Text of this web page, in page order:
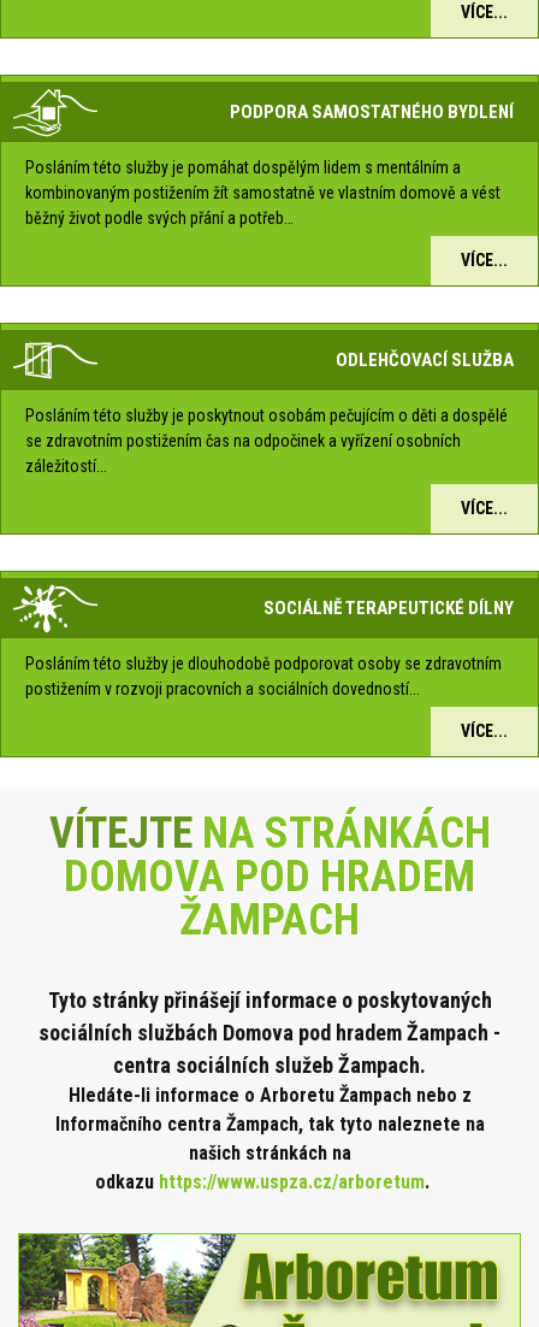
VÍCE...
PODPORA SAMOSTATNÉHO BYDLENÍ
Posláním této služby je pomáhat dospělým lidem s mentálním a
kombinovaným postižením žít samostatně ve vlastním domově a vést
běžný život podle svých přání a potřeb…
VÍCE...
ODLEHČOVACÍ SLUŽBA
Posláním této služby je poskytnout osobám pečujícím o děti a dospělé
se zdravotním postižením čas na odpočinek a vyřízení osobních
záležitostí...
VÍCE...
SOCIÁLNĚ TERAPEUTICKÉ DÍLNY
Posláním této služby je dlouhodobě podporovat osoby se zdravotním
postižením v rozvoji pracovních a sociálních dovedností...
VÍCE...
VÍTEJTENA STRÁNKÁCH
DOMOVA POD HRADEM
ŽAMPACH
Tyto stránky přinášejí informace o poskytovaných
sociálních službách Domova pod hradem Žampach -
centra sociálních služeb Žampach.
Hledáte-li informace o Arboretu Žampach nebo z
Informačního centra Žampach, tak tyto naleznete na
našich stránkách na
odkazu https://www.uspza.cz/arboretum.